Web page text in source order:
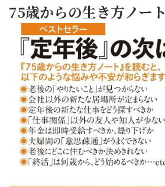
75歳からの生き方ノート